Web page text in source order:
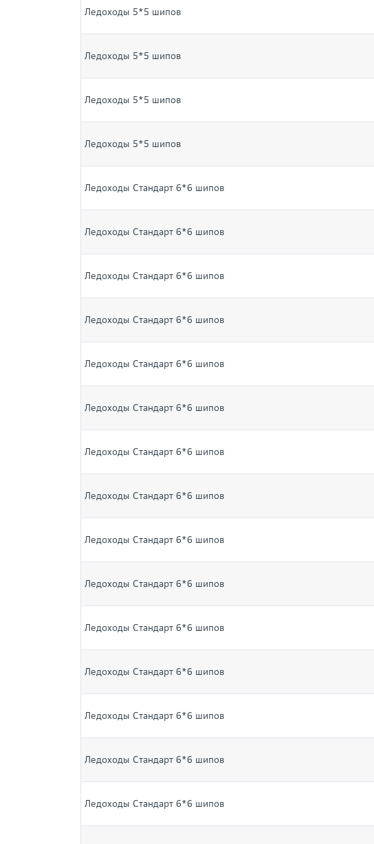
Ледоходы 5*5 шипов
Ледоходы 5*5 шипов
Ледоходы 5*5 шипов
Ледоходы 5*5 шипов
Ледоходы Стандарт 6*6 шипов
Ледоходы Стандарт 6*6 шипов
Ледоходы Стандарт 6*6 шипов
Ледоходы Стандарт 6*6 шипов
Ледоходы Стандарт 6*6 шипов
Ледоходы Стандарт 6*6 шипов
Ледоходы Стандарт 6*6 шипов
Ледоходы Стандарт 6*6 шипов
Ледоходы Стандарт 6*6 шипов
Ледоходы Стандарт 6*6 шипов
Ледоходы Стандарт 6*6 шипов
Ледоходы Стандарт 6*6 шипов
Ледоходы Стандарт 6*6 шипов
Ледоходы Стандарт 6*6 шипов
Ледоходы Стандарт 6*6 шипов